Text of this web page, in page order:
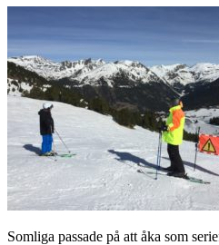
Somliga passade på att åka som